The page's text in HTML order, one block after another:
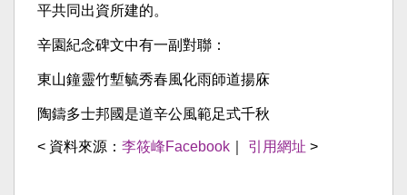
平共同出資所建的。
辛園紀念碑文中有一副對聯：
東山鐘靈竹塹毓秀春風化雨師道揚庥
陶鑄多士邦國是道辛公風範足式千秋
< 資料來源： 李筱峰Facebook 引用網址 >